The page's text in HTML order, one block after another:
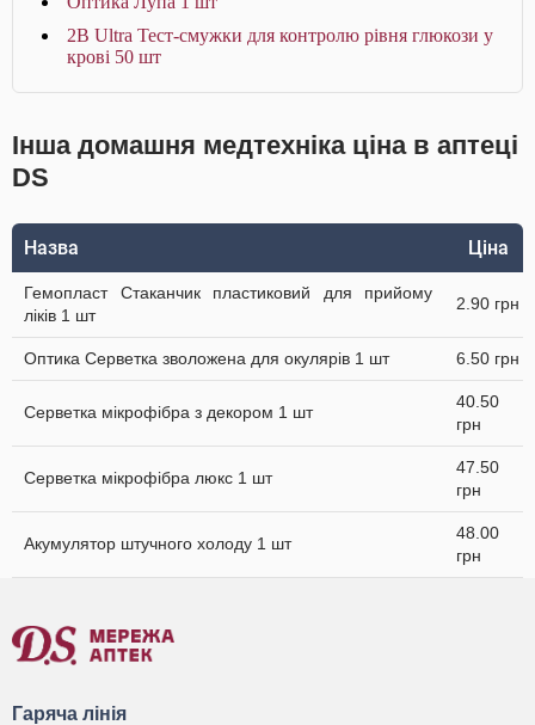
2B Ultra Тест-смужки для контролю рівня глюкози у
крові 50 шт
Інша домашня медтехніка ціна в аптеці
DS
Назва Ціна
Гемопласт Стаканчик пластиковий для прийому
ліків 1 шт
2.90 грн
Оптика Серветка зволожена для окулярів 1 шт 6.50 грн
Серветка мікрофібра з декором 1 шт
40.50
грн
Серветка мікрофібра люкс 1 шт
47.50
грн
Акумулятор штучного холоду 1 шт
48.00
грн
Гаряча лінія